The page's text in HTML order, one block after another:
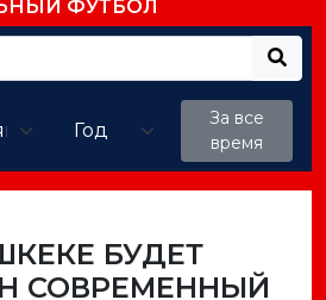
ФУТБОЛ
За все
время
БУДЕТ
СОВРЕМЕННЫЙ